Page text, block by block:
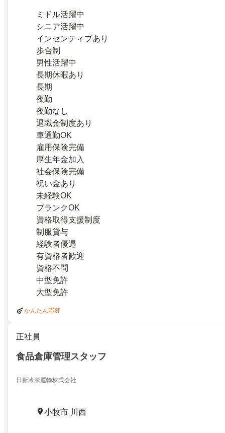
ミドル活躍中
シニア活躍中
インセンティブあり
歩合制
男性活躍中
長期休暇あり
長期
夜勤
夜勤なし
退職金制度あり
車通勤OK
雇用保険完備
厚生年金加入
社会保険完備
祝い金あり
未経験OK
ブランクOK
資格取得支援制度
制服貸与
経験者優遇
有資格者歓迎
資格不問
中型免許
大型免許
かんたん応募
正社員
食品倉庫管理スタッフ
日新冷凍運輸株式会社
小牧市 川西